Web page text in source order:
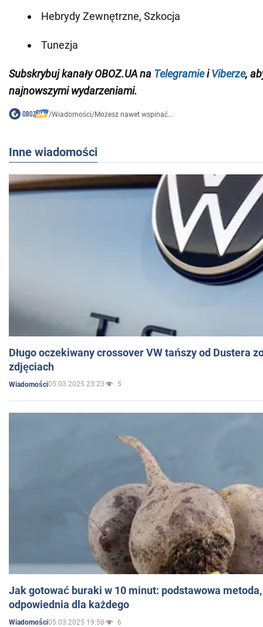
Hebrydy Zewnętrzne, Szkocja
Tunezja
Subskrybuj kanały OBOZ.UA na TelegramieiViberze,
najnowszymi wydarzeniami.
/Wiadomości/Możesz nawet wspinać...
Inne wiadomości
Długo oczekiwany crossover VW tańszy od Dustera
zdjęciach
Wiadomości05.03.2025 23:23 5
Jak gotować buraki w 10 minut: podstawowa
odpowiednia dla każdego
Wiadomości05.03.2025 19:58 6